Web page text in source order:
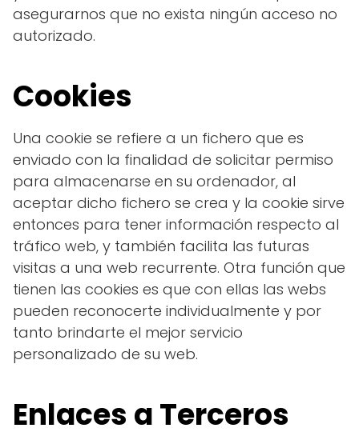
asegurarnos que no exista ningún acceso no
autorizado.
Cookies
Una cookie se refiere a un fichero que es
enviado con la finalidad de solicitar permiso
para almacenarse en su ordenador, al
aceptar dicho fichero se crea y la cookie sirve
entonces para tener información respecto al
tráfico web, y también facilita las futuras
visitas a una web recurrente. Otra función que
tienen las cookies es que con ellas las webs
pueden reconocerte individualmente y por
tanto brindarte el mejor servicio
personalizado de su web.
Enlaces a Terceros